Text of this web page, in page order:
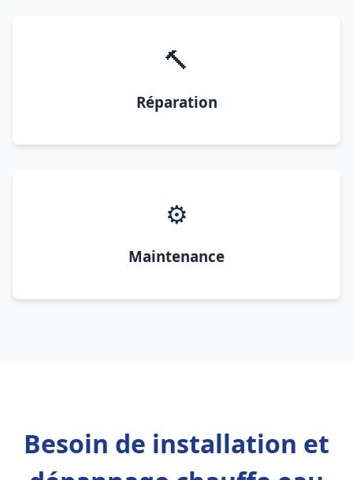
🔨
Réparation
⚙️
Maintenance
Besoin de installation et